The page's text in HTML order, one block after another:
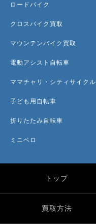
ロードバイク
クロスバイク買取
マウンテンバイク買取
電動アシスト自転車
ママチャリ・シティサイクル
子ども用自転車
折りたたみ自転車
ミニベロ
トップ
買取方法